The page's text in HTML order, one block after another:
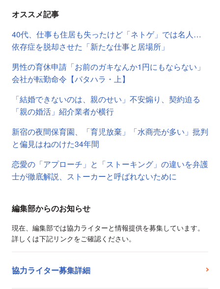
オススメ記事
40代、仕事も住居も失ったけど「ネトゲ」では名人…
依存症を脱却させた「新たな仕事と居場所」
男性の育休申請「お前のガキなんか1円にもならない」
会社が転勤命令【パタハラ・上】
「結婚できないのは、親のせい」不安煽り、契約迫る
「親の婚活」紹介業者が横行
新宿の夜間保育園、「育児放棄」「水商売が多い」批判
と偏見はねのけた34年間
恋愛の「アプローチ」と「ストーキング」の違いを弁護
士が徹底解説、ストーカーと呼ばれないために
編集部からのお知らせ
現在、編集部では協力ライターと情報提供を募集しています。
詳しくは下記リンクをご確認ください。
協力ライター募集詳細